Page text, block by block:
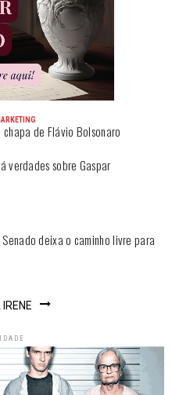
de Flávio Bolsonaro
verdades sobre Gaspar
deixa o caminho livre para